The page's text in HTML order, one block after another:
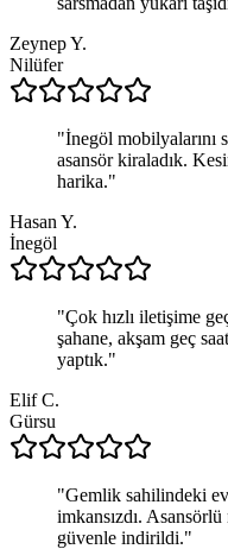
Zeynep Y.
Nilüfer
"İnegöl mobilyalarını
asansör kiraladık.
harika."
Hasan Y.
İnegöl
"Çok hızlı iletişime
şahane, akşam geç
yaptık."
Elif C.
Gürsu
"Gemlik sahilindeki
imkansızdı.
güvenle indirildi."